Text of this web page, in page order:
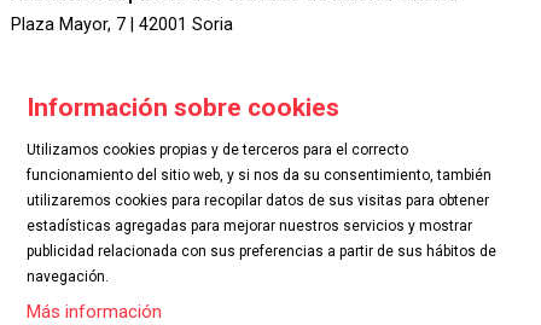
Plaza Mayor, 7 | 42001 Soria
.
Sitemap |
Información sobre cookies
Utilizamos cookies propias y de terceros para el correcto
funcionamiento del sitio web, y si nos da su consentimiento, también
utilizaremos cookies para recopilar datos de sus visitas para obtener
estadísticas agregadas para mejorar nuestros servicios y mostrar
publicidad relacionada con sus preferencias a partir de sus hábitos de
navegación.
Más información